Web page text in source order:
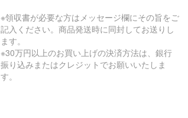
※領収書が必要な方はメッセージ欄にその旨をご
記入ください。商品発送時に同封してお送りし
ます。
※30万円以上のお買い上げの決済方法は、銀行
振り込みまたはクレジットでお願いいたしま
す。